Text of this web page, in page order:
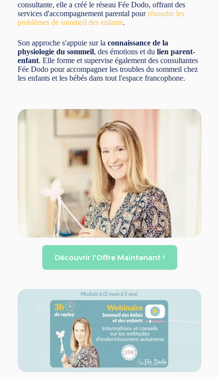
consultante, elle a créé le réseau Fée Dodo, offrant des
services d'accompagnement parental pourrésoudre les
problèmes de sommeil des enfants.
Son approche s'appuie sur la connaissance de la
physiologie du sommeil, des émotions et du lien parent-
enfant. Elle forme et supervise également des consultantes
Fée Dodo pour accompagner les troubles du sommeil chez
les enfants et les bébés dans tout l'espace francophone.
Découvrir l'Offre Maintenant !